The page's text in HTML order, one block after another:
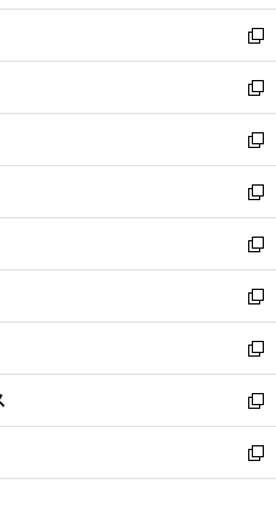
ウ
ィ
ン
ド
ウ
で
開
く
し
い
ウ
ィ
ン
ド
ウ
で
開
く
新
し
い
ウ
ィ
ン
ド
ウ
で
開
く
新
し
い
ウ
ィ
ン
ド
ウ
で
開
く
新
し
い
ウ
ィ
ン
ド
ウ
で
開
く
新
し
い
ウ
ィ
ン
ド
ウ
で
開
く
新
し
い
ウ
ィ
ン
ド
ウ
で
開
新
し
い
ウ
ィ
ン
ド
ウ
新
し
い
ウ
ィ
ン
新
し
い
ウ
新
し